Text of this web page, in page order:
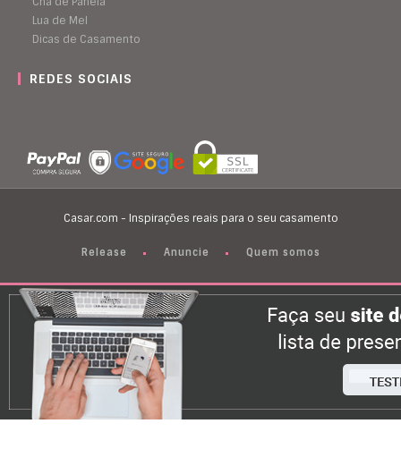
Lua de Mel
Dicas de Casamento
REDES SOCIAIS
Casar.com - Inspirações reais para o seu casamento
Release Anuncie Quem somos